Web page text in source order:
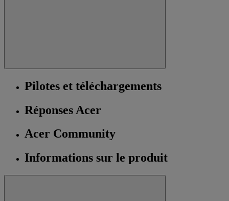
Pilotes et téléchargements
Réponses Acer
Acer Community
Informations sur le produit